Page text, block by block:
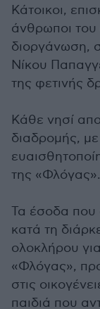
Κάτοικοι,
άνθρωποι
διοργάνωση,
Νίκου
της φετινής
Κάθε νησί
διαδρομής,
της «Φλόγας».
Τα έσοδα που
κατά τη
ολοκλήρου
«Φλόγας»,
στις
παιδιά που